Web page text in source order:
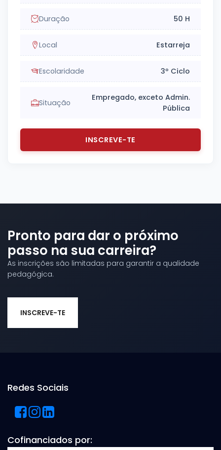
Duração 50 H
Local Estarreja
Escolaridade 3º Ciclo
Situação
Empregado, exceto Admin.
Pública
INSCREVE-TE
Pronto para dar o próximo
passo na sua carreira?
As inscrições são limitadas para garantir a qualidade
pedagógica.
INSCREVE-TE
Redes Sociais
Cofinanciados por: